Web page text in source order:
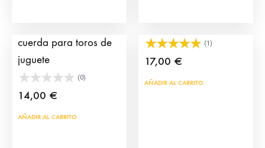
cuerda para toros de
juguete
(0)
14,00 €
AÑADIR AL CARRITO
(1)
17,00 €
AÑADIR AL CARRITO